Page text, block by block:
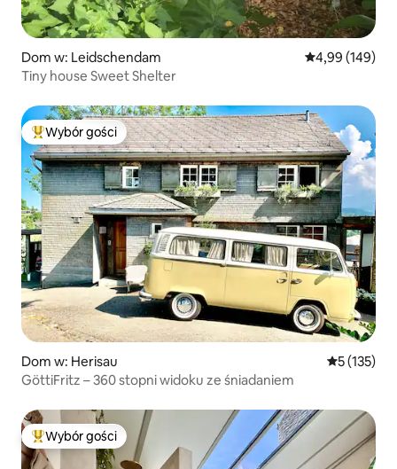
Dom w: Leidschendam Średnia
4,99 (149)
Tiny house Sweet Shelter
Najpopularniejsze z kategorii Wybór gości
Wybór gości
Dom w: Herisau Średnia
5 (135)
GöttiFritz – 360 stopni widoku ze śniadaniem
Najpopularniejsze z kategorii Wybór gości
Wybór gości